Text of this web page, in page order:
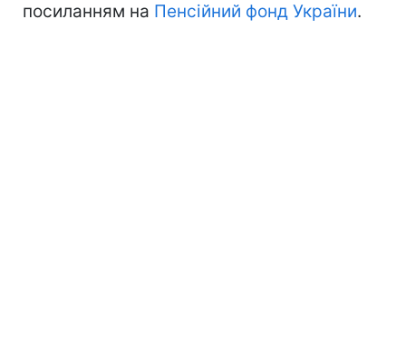
посиланням на Пенсійний фонд України.